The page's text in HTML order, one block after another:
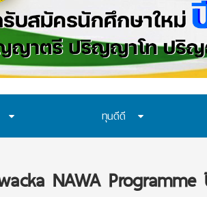
ทุนดีดี
NAWA